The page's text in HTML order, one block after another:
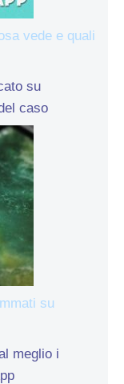
vede e quali
su
caso
su
meglio i